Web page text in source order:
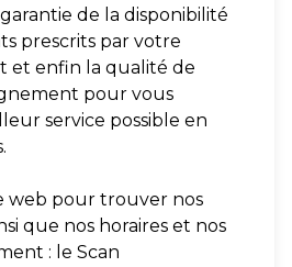
de la disponibilité
prescrits par votre
et enfin la qualité de
pour vous
service possible en
web pour trouver nos
que nos horaires et nos
: le Scan